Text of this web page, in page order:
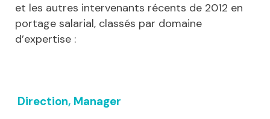
et les autres intervenants récents de 2012 en
portage salarial, classés par domaine
d’expertise :
Direction, Manager